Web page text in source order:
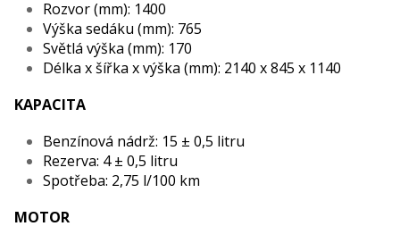
Rozvor (mm): 1400
Výška sedáku (mm): 765
Světlá výška (mm): 170
Délka x šířka x výška (mm): 2140 x 845 x 1140
KAPACITA
Benzínová nádrž: 15 ± 0,5 litru
Rezerva: 4 ± 0,5 litru
Spotřeba: 2,75 l/100 km
MOTOR